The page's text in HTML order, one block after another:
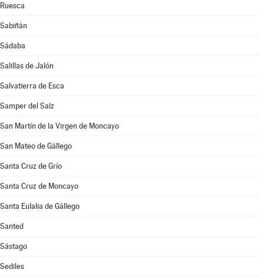
Ruesca
Sabiñán
Sádaba
Salillas de Jalón
Salvatierra de Esca
Samper del Salz
San Martín de la Virgen de Moncayo
San Mateo de Gállego
Santa Cruz de Grío
Santa Cruz de Moncayo
Santa Eulalia de Gállego
Santed
Sástago
Sediles